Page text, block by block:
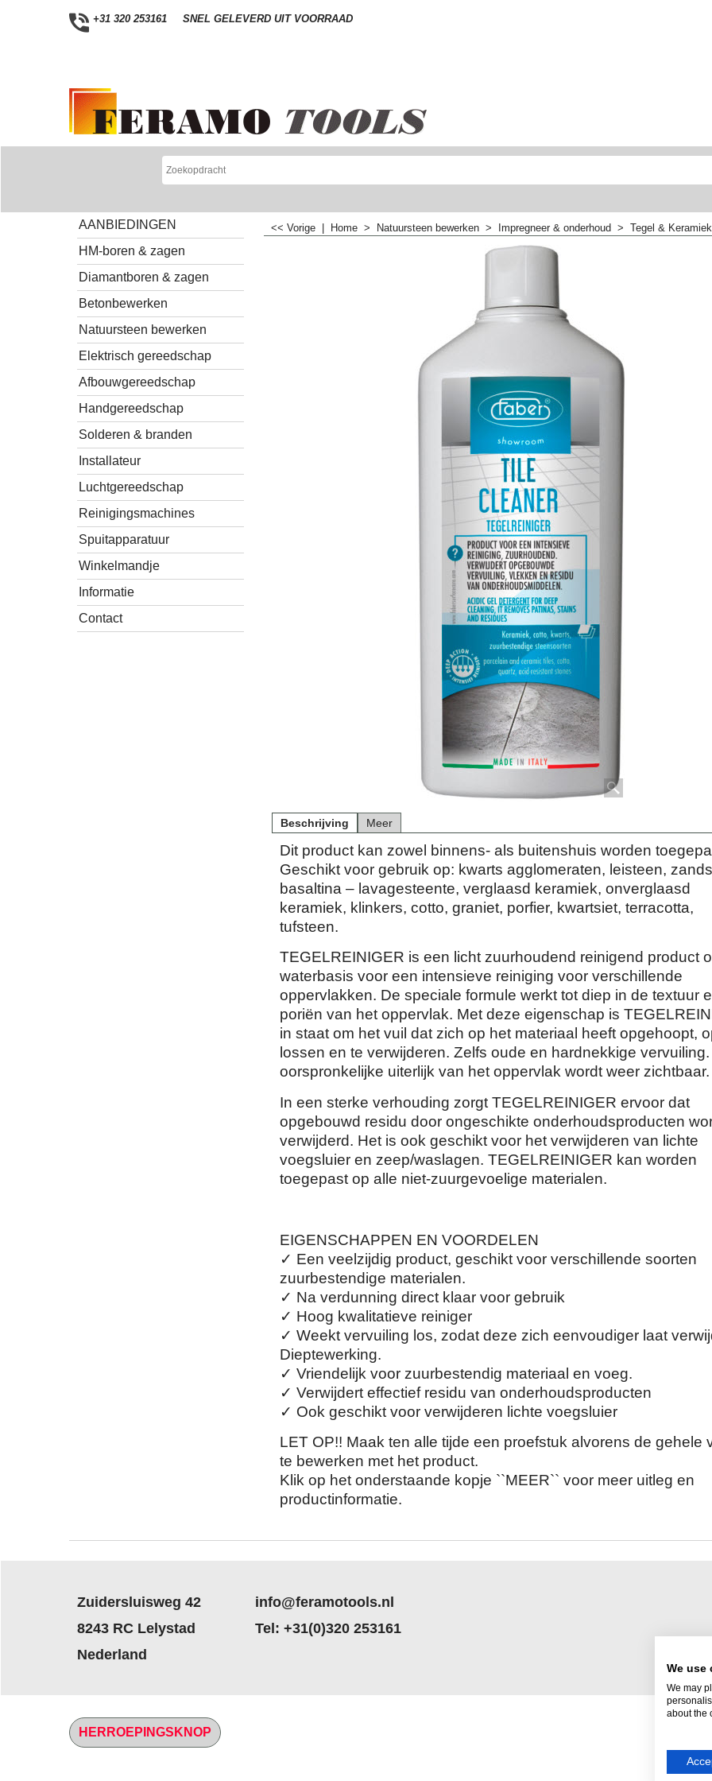
+31 320 253161 SNEL GELEVERD UIT VOORRAAD
AANBIEDINGEN
HM-boren & zagen
Diamantboren & zagen
Betonbewerken
Natuursteen bewerken
Elektrisch gereedschap
Afbouwgereedschap
Handgereedschap
Solderen & branden
Installateur
Luchtgereedschap
Reinigingsmachines
Spuitapparatuur
Winkelmandje
Informatie
Contact
<< Vorige Home > Natuursteen bewerken > Impregneer & onderhoud > Tegel & Keramiek
Beschrijving Meer
Dit product kan zowel binnens- als buitenshuis worden
Geschikt voor gebruik op: kwarts agglomeraten, leisteen,
basaltina – lavagesteente, verglaasd keramiek, onverglaasd
keramiek, klinkers, cotto, graniet, porfier, kwartsiet, terracotta,
tufsteen.
TEGELREINIGER is een licht zuurhoudend reinigend product
waterbasis voor een intensieve reiniging voor verschillende
oppervlakken. De speciale formule werkt tot diep in de textuur
poriën van het oppervlak. Met deze eigenschap is
in staat om het vuil dat zich op het materiaal heeft opgehoopt,
lossen en te verwijderen. Zelfs oude en hardnekkige
oorspronkelijke uiterlijk van het oppervlak wordt weer zichtbaar.
In een sterke verhouding zorgt TEGELREINIGER ervoor dat
opgebouwd residu door ongeschikte onderhoudsproducten
verwijderd. Het is ook geschikt voor het verwijderen van lichte
voegsluier en zeep/waslagen. TEGELREINIGER kan worden
toegepast op alle niet-zuurgevoelige materialen.
EIGENSCHAPPEN EN VOORDELEN
✓ Een veelzijdig product, geschikt voor verschillende soorten
zuurbestendige materialen.
✓ Na verdunning direct klaar voor gebruik
✓ Hoog kwalitatieve reiniger
✓ Weekt vervuiling los, zodat deze zich eenvoudiger laat
Dieptewerking.
✓ Vriendelijk voor zuurbestendig materiaal en voeg.
✓ Verwijdert effectief residu van onderhoudsproducten
✓ Ook geschikt voor verwijderen lichte voegsluier
LET OP!! Maak ten alle tijde een proefstuk alvorens de gehele
te bewerken met het product.
Klik op het onderstaande kopje ``MEER`` voor meer uitleg en
productinformatie.
Zuidersluisweg 42
8243 RC Lelystad
Nederland
info@feramotools.nl
Tel: +31(0)320 253161
HERROEPINGSKNOP
We use
We may
about the